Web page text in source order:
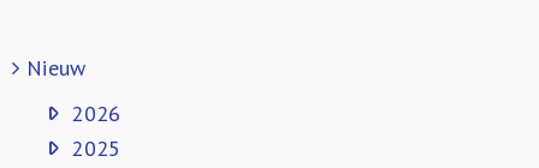
Nieuw
2026
2025